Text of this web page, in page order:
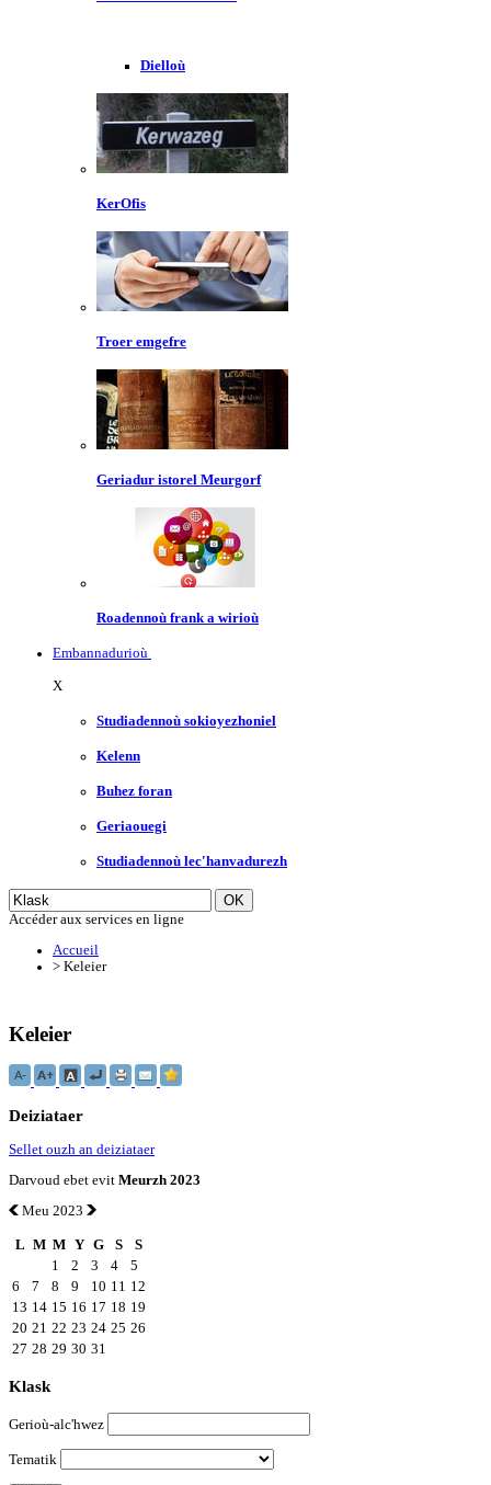
Dielloù
KerOfis
Troer emgefre
Geriadur istorel Meurgorf
Roadennoù frank a wirioù
Embannadurioù
X
Studiadennoù sokioyezhoniel
Kelenn
Buhez foran
Geriaouegi
Studiadennoù lec'hanvadurezh
Accéder aux services en ligne
Accueil
> Keleier
Keleier
Deiziataer
Sellet ouzh an deiziataer
Darvoud ebet evit Meurzh 2023
Meu 2023
L M M Y G S
S
1
2 3 4
5
6
7 8 9 10 11 12
13 14 15 16 17 18 19
20 21 22 23 24 25 26
27 28 29 30 31
Klask
Gerioù-alc'hwez
Tematik